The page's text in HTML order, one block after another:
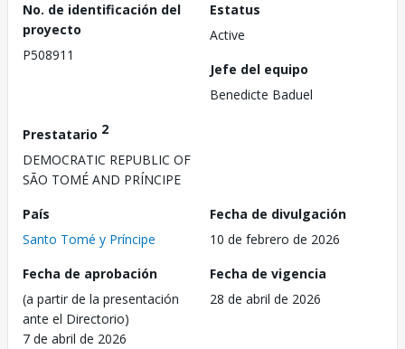
No. de identificación del
proyecto
P508911
Estatus
Active
Jefe del equipo
Benedicte Baduel
Prestatario 2
DEMOCRATIC REPUBLIC OF
SÃO TOMÉ AND PRÍNCIPE
País
Santo Tomé y Príncipe
Fecha de divulgación
10 de febrero de 2026
Fecha de aprobación
(a partir de la presentación
ante el Directorio)
7 de abril de 2026
Fecha de vigencia
28 de abril de 2026